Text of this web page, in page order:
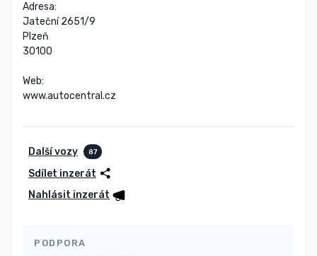
Adresa:
Jateční 2651/9
Plzeň
30100
Web:
www.autocentral.cz
Další vozy 87
Sdílet inzerát
Nahlásit inzerát
PODPORA